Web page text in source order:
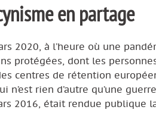
en partage
2020, à l’heure où une
protégées, dont les
centres de rétention
rien d’autre qu’une
2016, était rendue publique